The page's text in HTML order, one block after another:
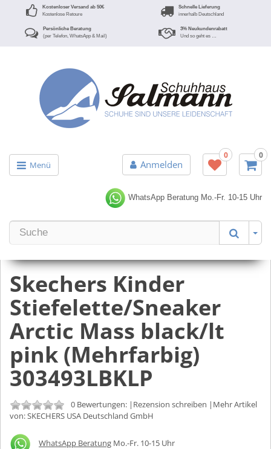
Kostenloser Versand ab 50€
Kostenlose Retoure
Schnelle Lieferung
innerhalb Deutschland
Persönliche Beratung
(per Telefon, WhatsApp & Mail)
3% Neukundenrabatt
Und so geht es …
Menü Anmelden
0 0
WhatsApp Beratung Mo.-Fr. 10-15 Uhr
Skechers Kinder
Stiefelette/Sneaker
Arctic Mass black/lt
pink (Mehrfarbig)
303493LBKLP
0 Bewertungen: | Rezension schreiben |Mehr Artikel
von:SKECHERS USA Deutschland GmbH
WhatsApp Beratung Mo.-Fr. 10-15 Uhr